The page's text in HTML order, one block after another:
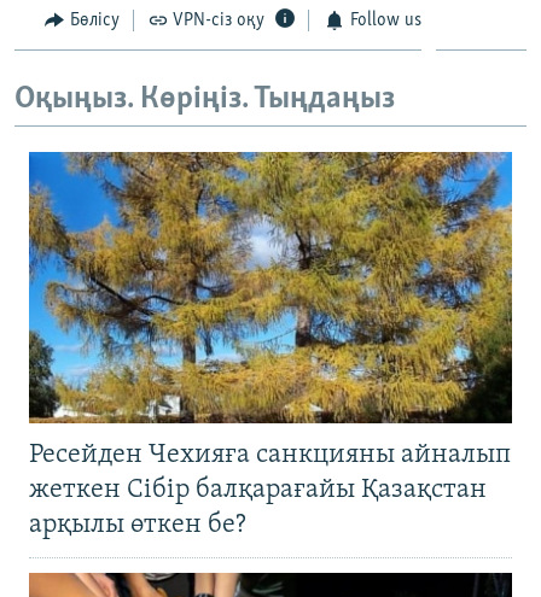
720p 1080p
1080p
Бөлісу VPN-сіз оқу Follow us
Оқыңыз. Көріңіз. Тыңдаңыз
Ресейден Чехияға санкцияны айналып
жеткен Сібір балқарағайы Қазақстан
арқылы өткен бе?